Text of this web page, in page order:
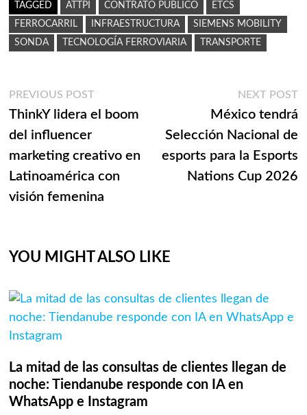
TAGGED ATTPI CONTRATO PÚBLICO
ETCS
FERROCARRIL
INFRAESTRUCTURA
SIEMENS MOBILITY
SONDA
TECNOLOGÍA FERROVIARIA TRANSPORTE
Navegación
de
entradas
PREVIOUS POSTPrevious
post:
ThinkY lidera el boom
del influencer
marketing creativo en
Latinoamérica con
visión femenina
NEXT POST
México tendrá
Selección Nacional de
esports para la Esports
Nations Cup 2026
YOU MIGHT ALSO LIKE
La mitad de las consultas de clientes llegan de
noche: Tiendanube responde con IA en
WhatsApp e Instagram